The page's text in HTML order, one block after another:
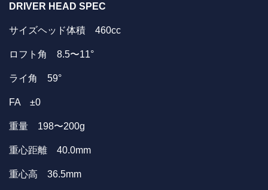
DRIVER HEAD SPEC
サイズヘッド体積 460cc
ロフト角 8.5〜11°
ライ角 59°
FA ±0
重量 198〜200g
重心距離 40.0mm
重心高 36.5mm